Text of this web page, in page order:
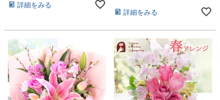
詳細をみる
詳細をみる